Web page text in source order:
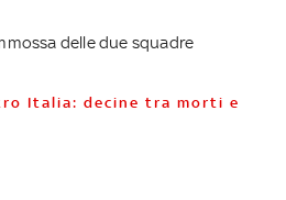
delle due squadre